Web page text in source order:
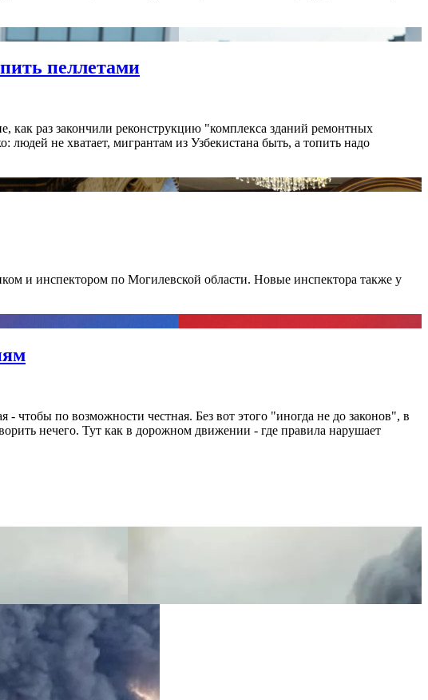
пеллетами
как раз закончили реконструкцию "комплекса зданий ремонтных
не хватает, мигрантам из Узбекистана быть, а топить надо
и инспектором по Могилевской области. Новые инспектора также у
по возможности честная. Без вот этого "иногда не до законов", в
нечего. Тут как в дорожном движении - где правила нарушает